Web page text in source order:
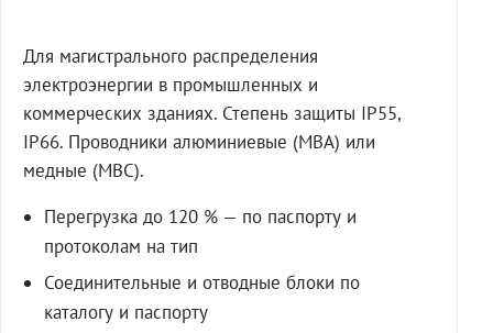
Для магистрального распределения
электроэнергии в промышленных и
коммерческих зданиях. Степень защиты IP55,
IP66. Проводники алюминиевые (МВА) или
медные (МВС).
Перегрузка до 120 % — по паспорту и
протоколам на тип
Соединительные и отводные блоки по
каталогу и паспорту